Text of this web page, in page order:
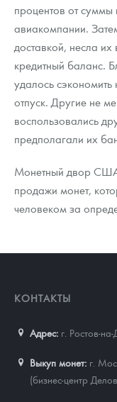
Золотая карманная
Наборы подарочных и
Монеты и жетоны из
Книги по нумизматике
процентов от суммы
авиакомпании.
доставкой, несла их
кредитный баланс.
удалось сэкономить
отпуск. Другие не
воспользовались
предполагали их
Монетный двор
продажи монет,
человеком за
КОНТАКТЫ
Адрес: г. Ростов-
Выкуп монет: г.
(бизнес-центр